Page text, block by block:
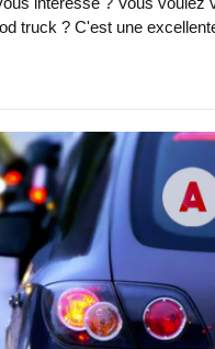
truck ? C'est une